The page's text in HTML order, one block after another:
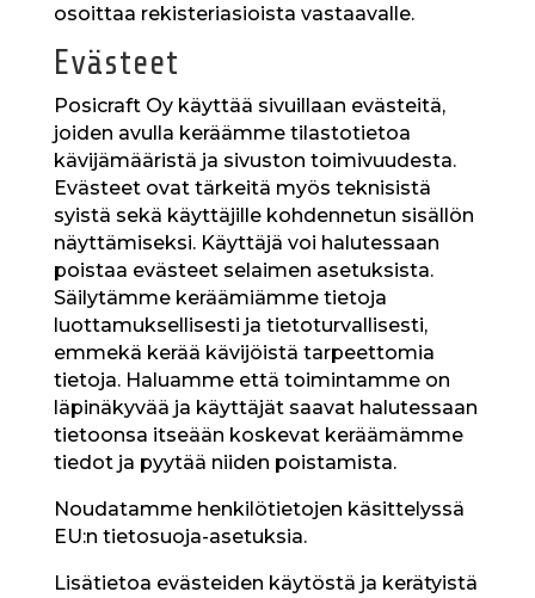
osoittaa rekisteriasioista vastaavalle.
Evästeet
Posicraft Oy käyttää sivuillaan evästeitä,
joiden avulla keräämme tilastotietoa
kävijämääristä ja sivuston toimivuudesta.
Evästeet ovat tärkeitä myös teknisistä
syistä sekä käyttäjille kohdennetun sisällön
näyttämiseksi. Käyttäjä voi halutessaan
poistaa evästeet selaimen asetuksista.
Säilytämme keräämiämme tietoja
luottamuksellisesti ja tietoturvallisesti,
emmekä kerää kävijöistä tarpeettomia
tietoja. Haluamme että toimintamme on
läpinäkyvää ja käyttäjät saavat halutessaan
tietoonsa itseään koskevat keräämämme
tiedot ja pyytää niiden poistamista.
Noudatamme henkilötietojen käsittelyssä
EU:n tietosuoja-asetuksia.
Lisätietoa evästeiden käytöstä ja kerätyistä